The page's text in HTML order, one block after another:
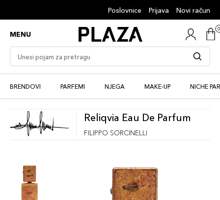
Poslovnice Prijava Novi račun
MENU
BRENDOVI PARFEMI NJEGA MAKE-UP NICHE
Reliqvia Eau De Parfum
FILIPPO SORCINELLI